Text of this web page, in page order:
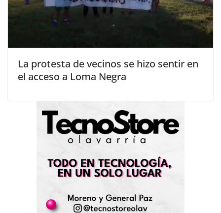
La protesta de vecinos se hizo sentir en
el acceso a Loma Negra